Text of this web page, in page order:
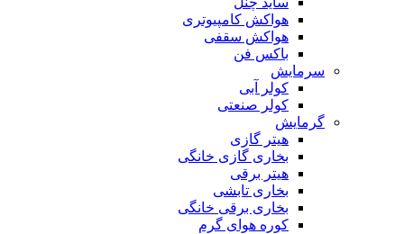
هواکش کامپیوتری
هواکش سقفی
باکس فن
سرمایش
کولر آبی
کولر صنعتی
گرمایش
هیتر گازی
بخاری گازی خانگی
هیتر برقی
بخاری تابشی
بخاری برقی خانگی
کوره هوای گرم